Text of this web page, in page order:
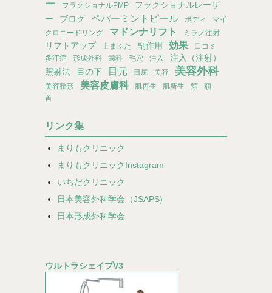
ー
フラクショナルPMP
フラクショナルレーザ
ー
ブログ ペパーミントピール ボディ
マイ
クロニードリング
マドンナリフト ミラノ注射
リフトアップ 上まぶた 副作用 効果
口コミ
多汗症
形成外科 歯科 毛穴 注入
注入（注射）
照射法
目の下 目元 目尻 美容 美容外科
美容整形 美容皮膚科 肌再生 肌新生 頬
額
首
リンク集
まりもクリニック
まりもクリニックInstagram
いちだクリニック
日本美容外科学会（JSAPS)
日本形成外科学会
ウルトラシェイプV3